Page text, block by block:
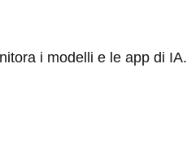
i modelli e le app di IA.